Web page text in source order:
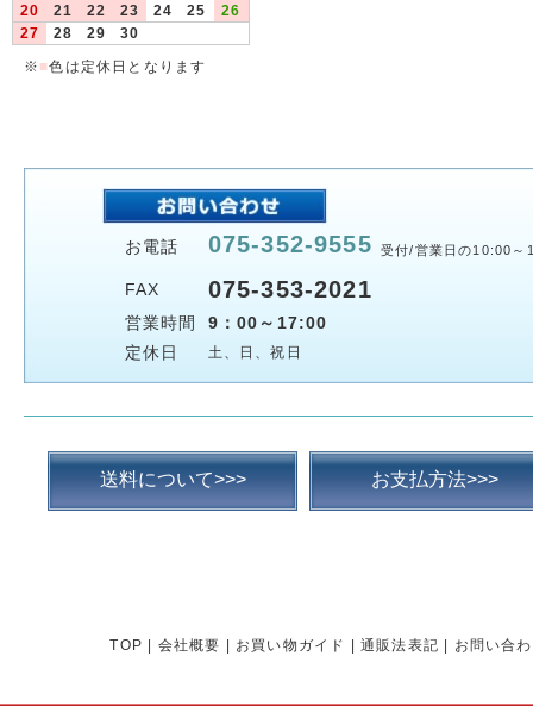
20
21 22 23 24 25
26
27
28 29
30
※ ■色は定休日となります
お電話 075-352-9555 受付/営業日の10:00～
FAX 075-353-2021
営業時間
9：00～17:00
定休日
土、日、祝日
送料について>>> お支払方法>>>
TOP 会社概要 お買い物ガイド 通販法表記 お問い合